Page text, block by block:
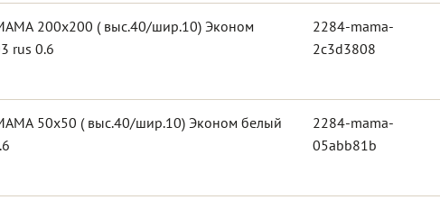
200х200 ( выс.40/шир.10) Эконом
rus 0.6
2284-mama-
2c3d3808
50х50 ( выс.40/шир.10) Эконом белый
2284-mama-
05abb81b